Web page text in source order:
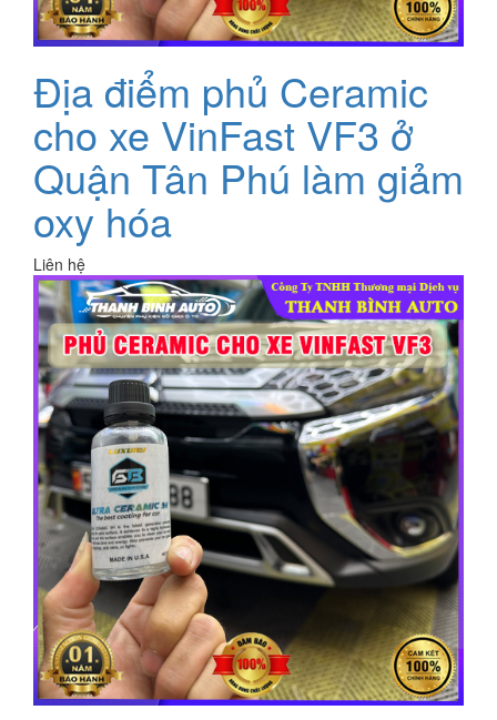
Địa điểm phủ Ceramic
cho xe VinFast VF3 ở
Quận Tân Phú làm giảm
oxy hóa
Liên hệ